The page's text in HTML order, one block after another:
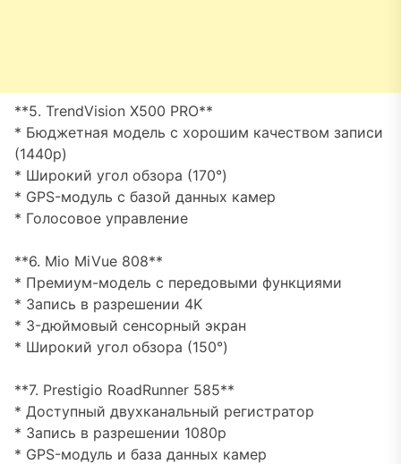
**5. TrendVision X500 PRO**
* Бюджетная модель с хорошим качеством записи
(1440p)
* Широкий угол обзора (170°)
* GPS-модуль с базой данных камер
* Голосовое управление
**6. Mio MiVue 808**
* Премиум-модель с передовыми функциями
* Запись в разрешении 4K
* 3-дюймовый сенсорный экран
* Широкий угол обзора (150°)
**7. Prestigio RoadRunner 585**
* Доступный двухканальный регистратор
* Запись в разрешении 1080p
* GPS-модуль и база данных камер